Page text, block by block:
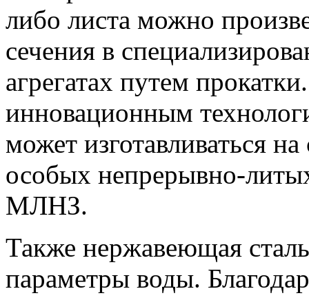
либо листа можно
сечения в
агрегатах путем
инновационным
может изготавливаться
особых непрерывно-
МЛНЗ.
Также нержавеющая
параметры воды.